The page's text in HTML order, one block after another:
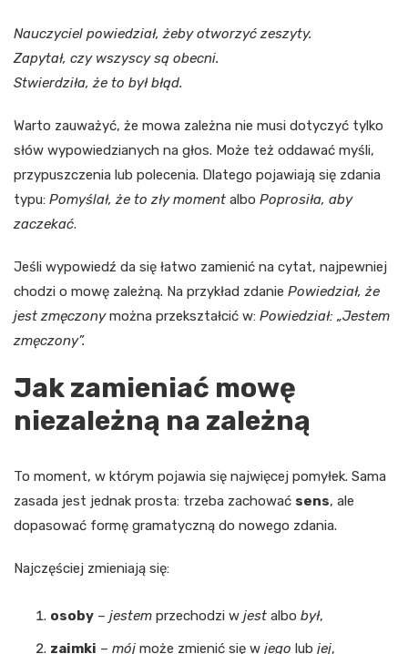
Nauczyciel powiedział, żeby otworzyć zeszyty.
Zapytał, czy wszyscy są obecni.
Stwierdziła, że to był błąd.
Warto zauważyć, że mowa zależna nie musi dotyczyć tylko
słów wypowiedzianych na głos. Może też oddawać myśli,
przypuszczenia lub polecenia. Dlatego pojawiają się zdania
typu: Pomyślał, że to zły moment albo Poprosiła, aby
zaczekać.
Jeśli wypowiedź da się łatwo zamienić na cytat, najpewniej
chodzi o mowę zależną. Na przykład zdanie Powiedział, że
jest zmęczonymożna przekształcić w: Powiedział: „Jestem
zmęczony”.
Jak zamieniać mowę
niezależną na zależną
To moment, w którym pojawia się najwięcej pomyłek. Sama
zasada jest jednak prosta: trzeba zachować sens, ale
dopasować formę gramatyczną do nowego zdania.
Najczęściej zmieniają się:
osoby – jestem przechodzi w jest albo był,
zaimki – mój może zmienić się w jego lub jej,